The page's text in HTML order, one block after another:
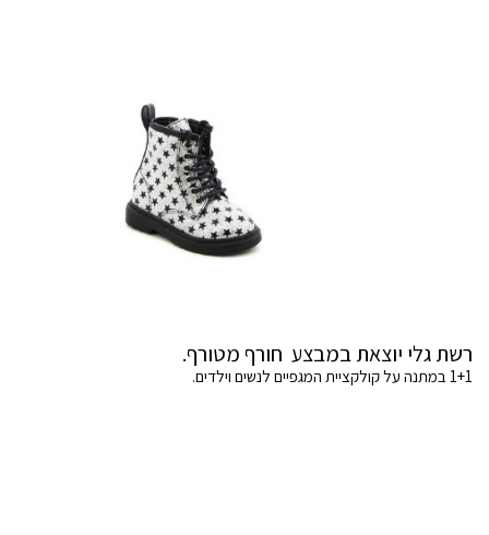
רשת גלי יוצאת במבצע חורף מטורף.
1+1 במתנה על קולקציית המגפיים לנשים וילדים.